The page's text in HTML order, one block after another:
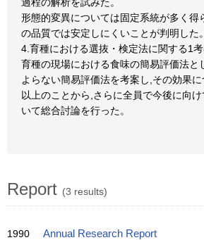
形態的変異については固定系統が多く得
の品質では安定しにくいことが判明した。
4.育種における選抜・検定法に関する1
育種の現場における食味の簡易評価法と
よらない簡易評価法を考案し,その効果に
以上のことから,さらに全員で今後に向
いて総合討論を行った。
Report (3 results)
1990 Annual Research Report